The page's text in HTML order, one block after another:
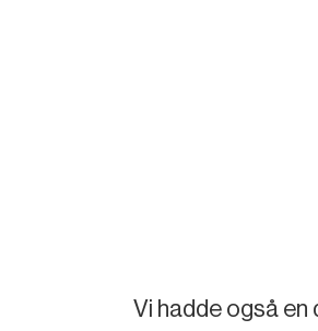
Vi hadde også en